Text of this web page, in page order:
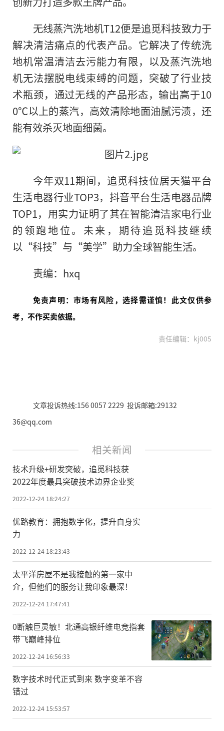
无线蒸汽洗地机T12便是追觅科技致力于
解决清洁痛点的代表产品。它解决了传统洗
地机常温清洁去污能力有限， 以及蒸汽洗地
机无法摆脱电线束缚的问题，突破了行业技
术瓶颈，通过无线的产品形态，输出高于10
0℃以上的蒸汽，高效清除地面油腻污渍，还
能有效杀灭地面细菌。
今年双11期间，追觅科技位居天猫平台
生活电器行业TOP3，抖音平台生活电器品牌
TOP1，用实力证明了其在智能清洁家电行业
的领跑地位。未来，期待追觅科技继续
以“科技”与“美学”助力全球智能生活。
责编：hxq
免责声明：市场有风险，选择需谨慎！此文仅供参
考，不作买卖依据。
责任编辑：kj005
文章投诉热线:156 0057 2229 投诉邮箱:29132
36@qq.com
相关新闻
技术升级+研发突破，追觅科技获
2022年度最具突破技术边界企业奖
2022-12-24 18:24:27
优路教育：拥抱数字化，提升自身实
力
2022-12-24 18:23:43
太平洋房屋不是我接触的第一家中
介，但他们的服务让我印象最深！
2022-12-24 17:47:41
0断触巨灵敏！北通高银纤维电竞指套
带飞巅峰排位
2022-12-24 16:56:33
数字技术时代正式到来 数字变革不容
错过
2022-12-24 15:53:57